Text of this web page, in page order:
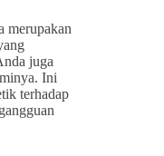
merupakan
juga
Ini
terhadap